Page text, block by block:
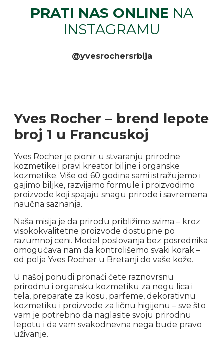
PRATI NAS ONLINE NA
INSTAGRAMU
@yvesrochersrbija
Yves Rocher – brend lepote
broj 1 u Francuskoj
Yves Rocher je pionir u stvaranju prirodne
kozmetike i pravi kreator biljne i organske
kozmetike. Više od 60 godina sami istražujemo i
gajimo biljke, razvijamo formule i proizvodimo
proizvode koji spajaju snagu prirode i savremena
naučna saznanja.
Naša misija je da prirodu približimo svima – kroz
visokokvalitetne proizvode dostupne po
razumnoj ceni. Model poslovanja bez posrednika
omogućava nam da kontrolišemo svaki korak –
od polja Yves Rocher u Bretanji do vaše kože.
U našoj ponudi pronaći ćete raznovrsnu
prirodnu i organsku kozmetiku za negu lica i
tela, preparate za kosu, parfeme, dekorativnu
kozmetiku i proizvode za ličnu higijenu – sve što
vam je potrebno da naglasite svoju prirodnu
lepotu i da vam svakodnevna nega bude pravo
uživanje.